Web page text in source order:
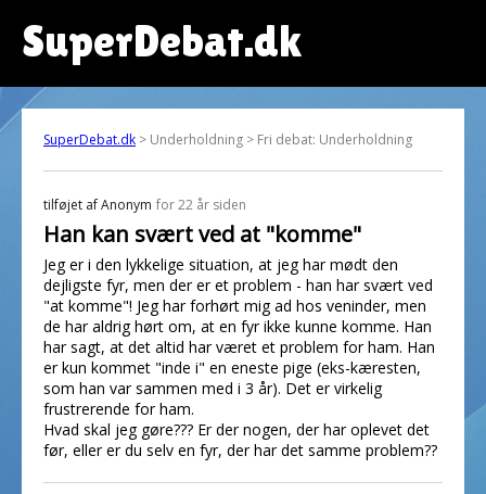
SuperDebat.dk
SuperDebat.dk > Underholdning > Fri debat: Underholdning
tilføjet afAnonym for 22 år siden
Han kan svært ved at "komme"
Jeg er i den lykkelige situation, at jeg har mødt den
dejligste fyr, men der er et problem - han har svært ved
"at komme"! Jeg har forhørt mig ad hos veninder, men
de har aldrig hørt om, at en fyr ikke kunne komme. Han
har sagt, at det altid har været et problem for ham. Han
er kun kommet "inde i" en eneste pige (eks-kæresten,
som han var sammen med i 3 år). Det er virkelig
frustrerende for ham.
Hvad skal jeg gøre??? Er der nogen, der har oplevet det
før, eller er du selv en fyr, der har det samme problem??